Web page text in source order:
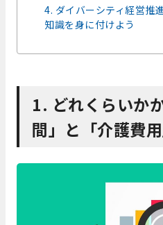
4. ダイバーシティ経営推
知識を身に付けよう
1. どれくらいか
間」と「介護費用